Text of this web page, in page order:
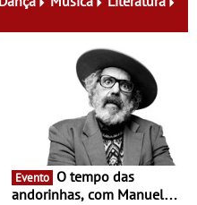
Evento
andorinhas, com Manuel